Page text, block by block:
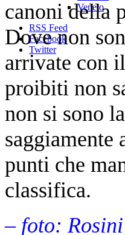
Veneto
RSS Feed
Facebook
Twitter
canoni della
Dove non
arrivate con
proibiti non
non si sono
saggiamente
punti che
classifica.
– foto: